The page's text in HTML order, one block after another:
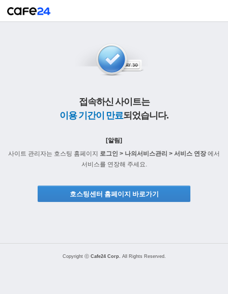
접속하신 사이트는
이용 기간이 만료되었습니다.
[알림]
사이트 관리자는 호스팅 홈페이지 로그인 > 나의서비스관리 > 서비스 연장에서
서비스를 연장해 주세요.
호스팅센터 홈페이지 바로가기
Copyright ⓒ Cafe24 Corp. All Rights Reserved.